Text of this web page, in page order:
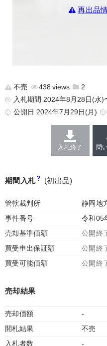
再出品
不売 438
2
入札期間 2024年8月28日(水)
公開日 2024年7月29日(月)
入札終了 問
期間入札 (初出品)
管轄裁判所
静岡地
事件番号
令和05
売却基準価額
公開終
買受申出保証額
公開終
買受可能価額
公開終
売却結果
売却価額
-
開札結果
不売
入札者数
-